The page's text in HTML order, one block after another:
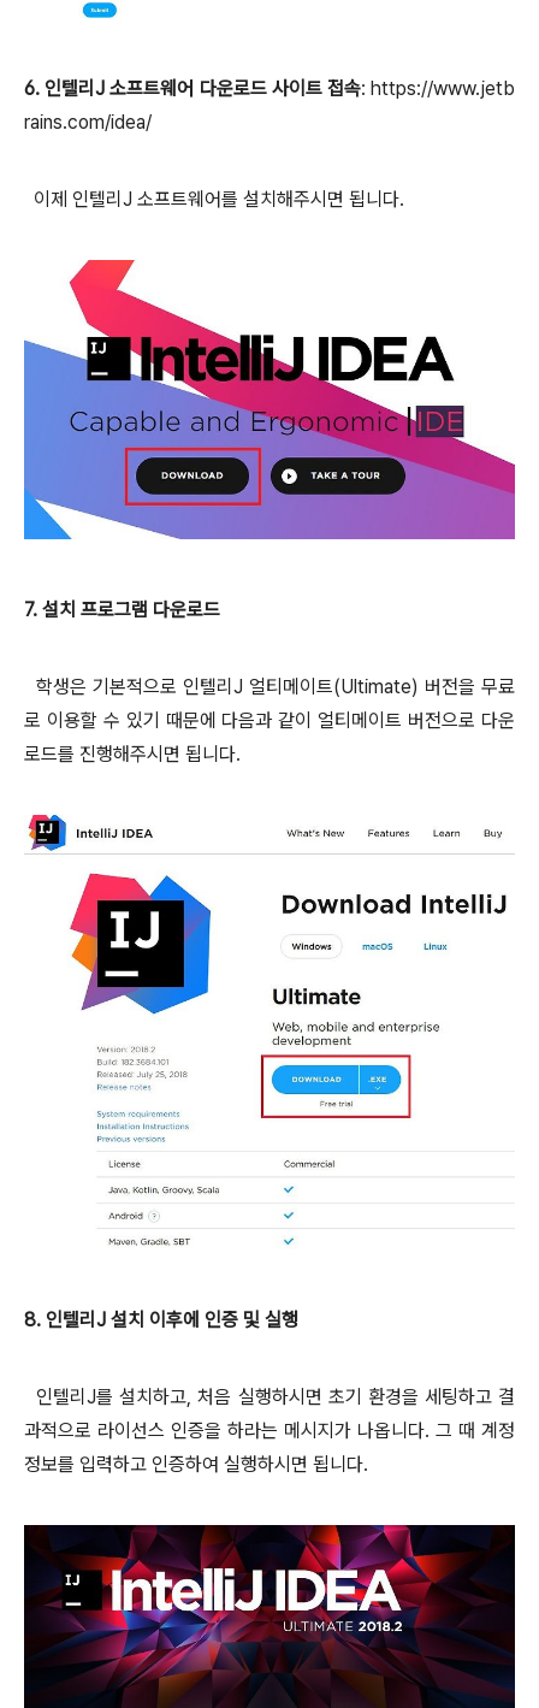
6. 인텔리J 소프트웨어 다운로드 사이 트 접속: https://www.jetb
rains.com/idea/
이제 인텔리J 소프트웨어를 설치해주시면 됩니다.
7. 설치 프로그램 다운로드
학생은 기본적으로 인텔리J 얼티메이트(Ultimate) 버전을 무료
로 이용할 수 있기 때문에 다음과 같이 얼티메이트 버전으로 다운
로드를 진행해주시면 됩니다.
8. 인텔리J 설치 이후에 인증 및 실행
인텔리J를 설치하고, 처음 실행하시면 초기 환경을 세팅하고 결
과적으로 라이선스 인증을 하라는 메시지가 나옵니다. 그 때 계정
정보를 입력하고 인증하여 실행하시면 됩니다.